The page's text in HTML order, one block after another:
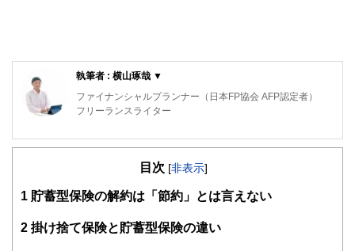
執筆者 : 横山琢哉 ▼
ファイナンシャルプランナー（日本FP協会 AFP認定者）
フリーランスライター
保険を得意ジャンルとするFP・フリーライター。
を売らずに1年で辞めた経験を持つ。
ます。
目次 [非表示]
1 貯蓄型保険の解約は「節約」とは言えない
2 掛け捨て保険と貯蓄型保険の違い